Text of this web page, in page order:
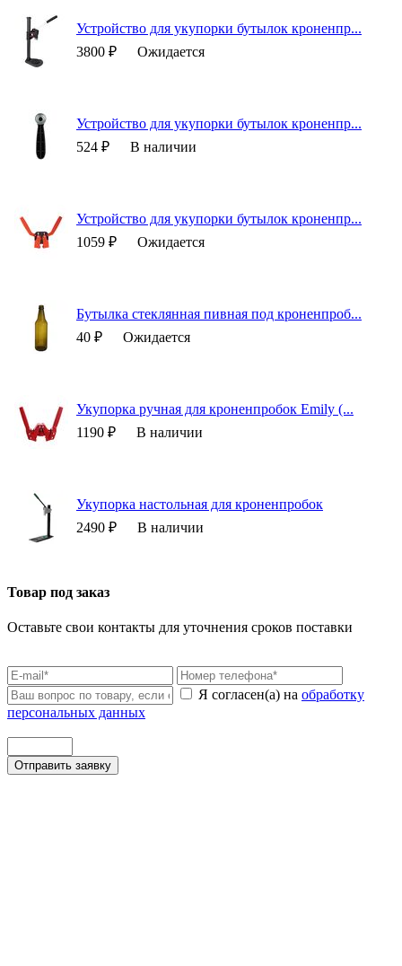
Устройство для укупорки бутылок кроненпр...
3800 ₽
Ожидается
Устройство для укупорки бутылок кроненпр...
524 ₽
В наличии
Устройство для укупорки бутылок кроненпр...
1059 ₽
Ожидается
Бутылка стеклянная пивная под кроненпроб...
40 ₽
Ожидается
Укупорка ручная для кроненпробок Emily (...
1190 ₽
В наличии
Укупорка настольная для кроненпробок
2490 ₽
В наличии
Товар под заказ
Оставьте свои контакты для уточнения сроков поставки
Я согласен(а) на обработку
персональных данных
Отправить заявку